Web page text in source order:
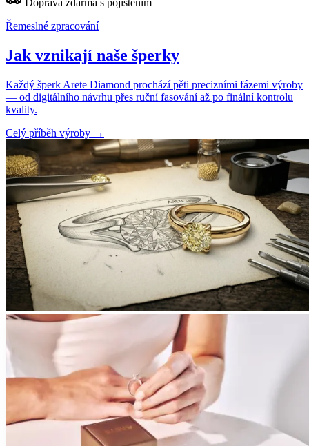
Řemeslné zpracování
Jak vznikají naše šperky
Každý šperk Arete Diamond prochází pěti precizními fázemi výroby
— od digitálního návrhu přes ruční fasování až po finální kontrolu
kvality.
Celý příběh výroby →